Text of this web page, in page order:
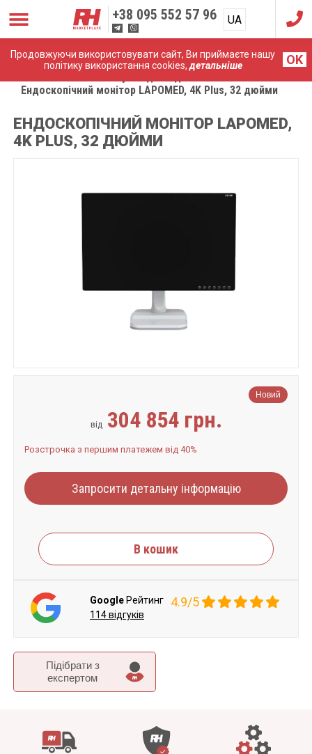
Продовжуючи використовувати сайт, Ви приймаєте нашу
політику використання cookies,детальніше OK
+38 095 552 57 96 UA
RU
Ендоскопічний монітор LAPOMED, 4K Plus, 32 дюйми
ЕНДОСКОПІЧНИЙ МОНІТОР LAPOMED,
4K PLUS, 32 ДЮЙМИ
Підібрати з
експертом
Новий
від 304 854 грн.
Розстрочка з першим платежем від 40%
Запросити детальну інформацію
В кошик
Google Рейтинг 4.9/5
114 відгуків